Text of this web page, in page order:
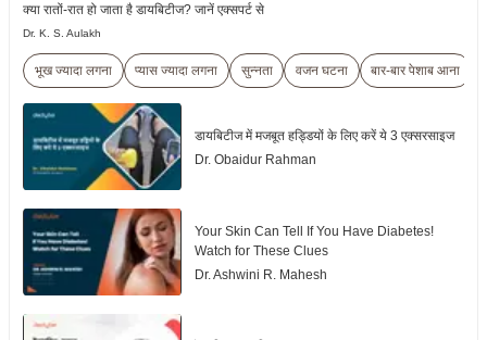
क्या रातों-रात हो जाता है डायबिटीज? जानें एक्सपर्ट से
Dr. K. S. Aulakh
भूख ज्यादा लगना प्यास ज्यादा लगना सुन्नता वजन घटना बार-बार पेशाब आना
डायबिटीज में मजबूत हड्डियों के लिए करें ये 3 एक्सरसाइज
Dr. Obaidur Rahman
Your Skin Can Tell If You Have Diabetes!
Watch for These Clues
Dr. Ashwini R. Mahesh